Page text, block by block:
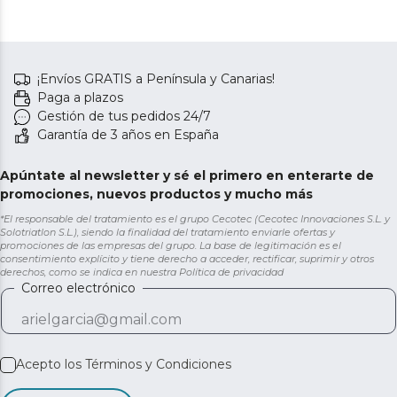
¡Envíos GRATIS a Península y Canarias!
Paga a plazos
Gestión de tus pedidos 24/7
Garantía de 3 años en España
Apúntate al newsletter y sé el primero en enterarte de
promociones, nuevos productos y mucho más
*El responsable del tratamiento es el grupo Cecotec (Cecotec Innovaciones S.L. y
Solotriatlon S.L.), siendo la finalidad del tratamiento enviarle ofertas y
promociones de las empresas del grupo. La base de legitimación es el
consentimiento explícito y tiene derecho a acceder, rectificar, suprimir y otros
derechos, como se indica en nuestra Política de privacidad
Correo electrónico
Acepto los Términos y Condiciones